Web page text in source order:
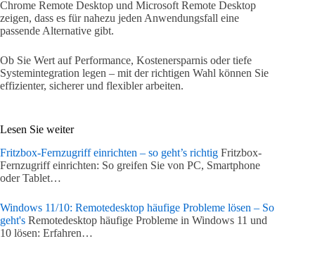
Chrome Remote Desktop und Microsoft Remote Desktop
zeigen, dass es für nahezu jeden Anwendungsfall eine
passende Alternative gibt.
Ob Sie Wert auf Performance, Kostenersparnis oder tiefe
Systemintegration legen – mit der richtigen Wahl können Sie
effizienter, sicherer und flexibler arbeiten.
Lesen Sie weiter
Fritzbox-Fernzugriff einrichten – so geht’s richtig Fritzbox-
Fernzugriff einrichten: So greifen Sie von PC, Smartphone
oder Tablet…
Windows 11/10: Remotedesktop häufige Probleme lösen – So
geht's Remotedesktop häufige Probleme in Windows 11 und
10 lösen: Erfahren…